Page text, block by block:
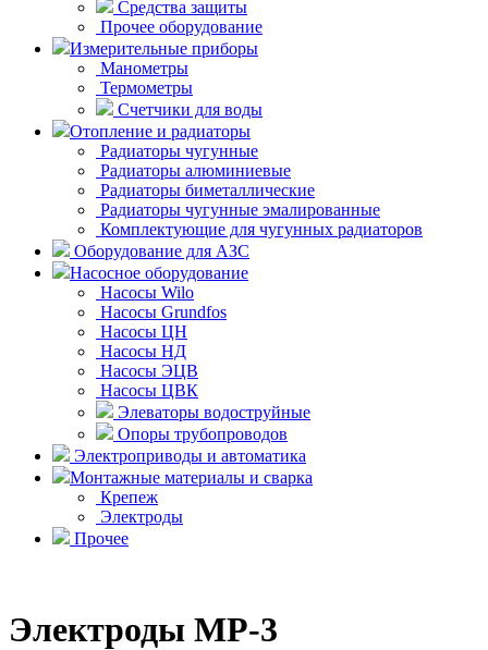
Средства защиты
Прочее оборудование
Измерительные приборы
Манометры
Термометры
Счетчики для воды
Отопление и радиаторы
Радиаторы чугунные
Радиаторы алюминиевые
Радиаторы биметаллические
Радиаторы чугунные эмалированные
Комплектующие для чугунных радиаторов
Оборудование для АЗС
Насосное оборудование
Насосы Wilo
Насосы Grundfos
Насосы ЦН
Насосы НД
Насосы ЭЦВ
Насосы ЦВК
Элеваторы водоструйные
Опоры трубопроводов
Электроприводы и автоматика
Монтажные материалы и сварка
Крепеж
Электроды
Прочее
Электроды МР-3